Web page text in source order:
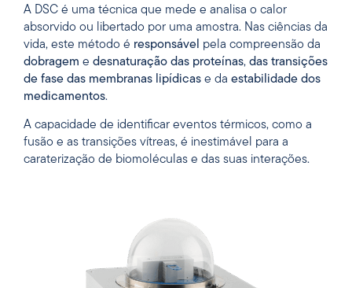
A DSC é uma técnica que mede e analisa o calor
absorvido ou libertado por uma amostra. Nas ciências da
vida, este método é responsável pela compreensão da
dobragem e desnaturação das proteínas, das transições
de fase das membranas lipídicas e da estabilidade dos
medicamentos.
A capacidade de identificar eventos térmicos, como a
fusão e as transições vítreas, é inestimável para a
caraterização de biomoléculas e das suas interações.